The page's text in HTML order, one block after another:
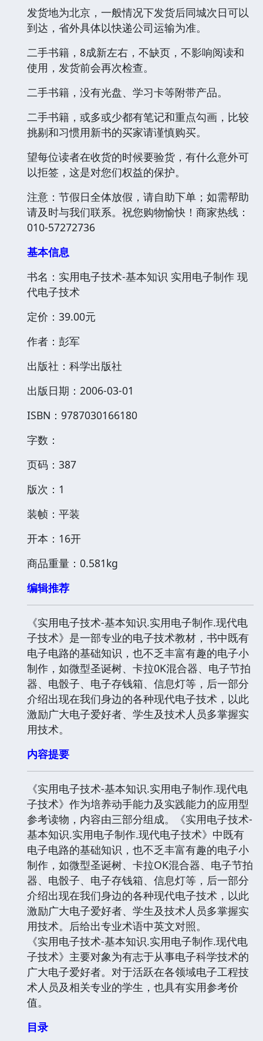
发货地为北京，一般情况下发货后同城次日可以
到达，省外具体以快递公司运输为准。
二手书籍，8成新左右，不缺页，不影响阅读和
使用，发货前会再次检查。
二手书籍，没有光盘、学习卡等附带产品。
二手书籍，或多或少都有笔记和重点勾画，比较
挑剔和习惯用新书的买家请谨慎购买。
望每位读者在收货的时候要验货，有什么意外可
以拒签，这是对您们权益的保护。
注意：节假日全体放假，请自助下单；如需帮助
请及时与我们联系。祝您购物愉快！商家热线：
010-57272736
基本信息
书名：实用电子技术-基本知识 实用电子制作 现
代电子技术
定价：39.00元
作者：彭军
出版社：科学出版社
出版日期：2006-03-01
ISBN：9787030166180
字数：
页码：387
版次：1
装帧：平装
开本：16开
商品重量：0.581kg
编辑推荐
《实用电子技术-基本知识.实用电子制作.现代电
子技术》是一部专业的电子技术教材，书中既有
电子电路的基础知识，也不乏丰富有趣的电子小
制作，如微型圣诞树、卡拉0K混合器、电子节拍
器、电骰子、电子存钱箱、信息灯等，后一部分
介绍出现在我们身边的各种现代电子技术，以此
激励广大电子爱好者、学生及技术人员多掌握实
用技术。
内容提要
《实用电子技术-基本知识.实用电子制作.现代电
子技术》作为培养动手能力及实践能力的应用型
参考读物，内容由三部分组成。《实用电子技术-
基本知识.实用电子制作.现代电子技术》中既有
电子电路的基础知识，也不乏丰富有趣的电子小
制作，如微型圣诞树、卡拉OK混合器、电子节拍
器、电骰子、电子存钱箱、信息灯等，后一部分
介绍出现在我们身边的各种现代电子技术，以此
激励广大电子爱好者、学生及技术人员多掌握实
用技术。后给出专业术语中英文对照。
《实用电子技术-基本知识.实用电子制作.现代电
子技术》主要对象为有志于从事电子科学技术的
广大电子爱好者。对于活跃在各领域电子工程技
术人员及相关专业的学生，也具有实用参考价
值。
目录